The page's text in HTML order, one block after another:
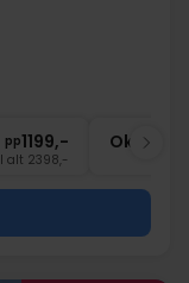
pp1199,-
I alt 2398,-
Okt